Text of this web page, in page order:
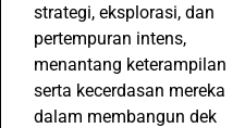
strategi, eksplorasi, dan
pertempuran intens,
menantang keterampilan
serta kecerdasan mereka
dalam membangun dek